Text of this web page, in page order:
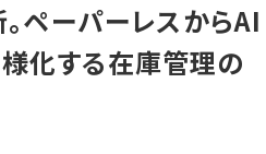
ペーパーレスからAI
化する在庫管理の